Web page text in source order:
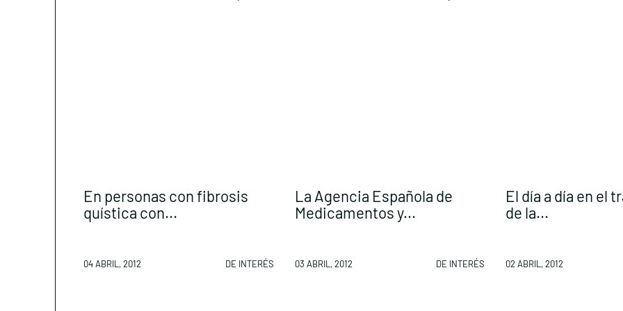
En personas con fibrosis
quística con...
04 ABRIL, 2012 DE INTERÉS
La Agencia Española de
Medicamentos y...
03 ABRIL, 2012 DE INTERÉS
El día a día en el
de la...
02 ABRIL, 2012